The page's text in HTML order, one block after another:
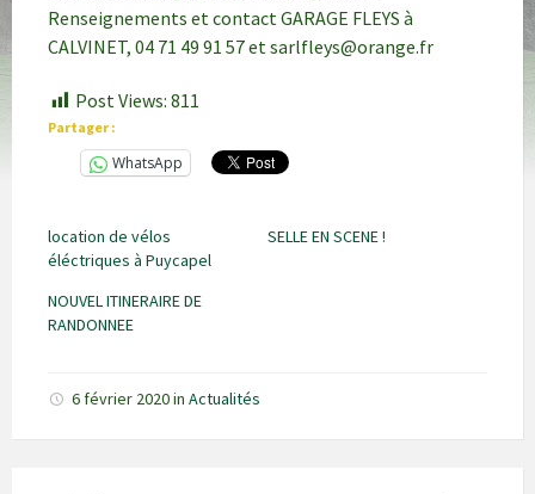
Renseignements et contact GARAGE FLEYS à
CALVINET, 04 71 49 91 57 et sarlfleys@orange.fr
Post Views: 811
Partager :
WhatsApp
location de vélos
éléctriques à Puycapel
SELLE EN SCENE !
NOUVEL ITINERAIRE DE
RANDONNEE
6 février 2020in Actualités